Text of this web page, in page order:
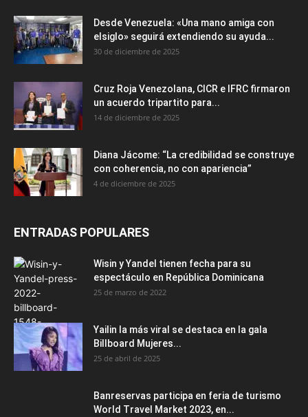
Desde Venezuela: «Una mano amiga con
elsiglo» seguirá extendiendo su ayuda...
30 de diciembre de 2025
Cruz Roja Venezolana, CICR e IFRC firmaron
un acuerdo tripartito para...
14 de diciembre de 2025
Diana Jácome: “La credibilidad se construye
con coherencia, no con apariencia”
4 de diciembre de 2025
ENTRADAS POPULARES
Wisin y Yandel tienen fecha para su
espectáculo en República Dominicana
25 de marzo de 2022
Yailin la más viral se destaca en la gala
Billboard Mujeres...
25 de abril de 2025
Banreservas participa en feria de turismo
World Travel Market 2023, en...